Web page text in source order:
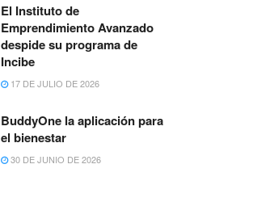
El Instituto de
Emprendimiento Avanzado
despide su programa de
Incibe
17 DE JULIO DE 2026
BuddyOne la aplicación para
el bienestar
30 DE JUNIO DE 2026